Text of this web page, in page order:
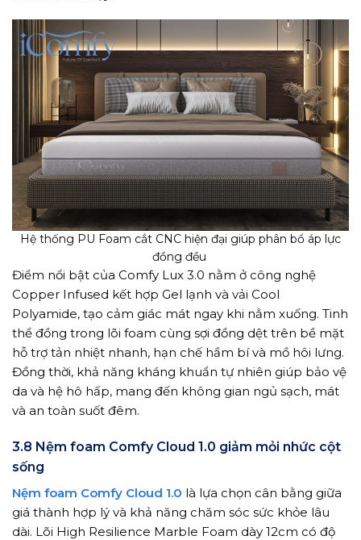
Hệ thống PU Foam cắt CNC hiện đại giúp phân bổ áp lực
đồng đều
Điểm nổi bật của Comfy Lux 3.0 nằm ở công nghệ
Copper Infused kết hợp Gel lạnh và vải Cool
Polyamide, tạo cảm giác mát ngay khi nằm xuống. Tinh
thể đồng trong lõi foam cùng sợi đồng dệt trên bề mặt
hỗ trợ tản nhiệt nhanh, hạn chế hầm bí và mồ hôi lưng.
Đồng thời, khả năng kháng khuẩn tự nhiên giúp bảo vệ
da và hệ hô hấp, mang đến không gian ngủ sạch, mát
và an toàn suốt đêm.
3.8 Nệm foam Comfy Cloud 1.0 giảm mỏi nhức cột
sống
Nệm foam Comfy Cloud 1.0 là lựa chọn cân bằng giữa
giá thành hợp lý và khả năng chăm sóc sức khỏe lâu
dài. Lõi High Resilience Marble Foam dày 12cm có độ